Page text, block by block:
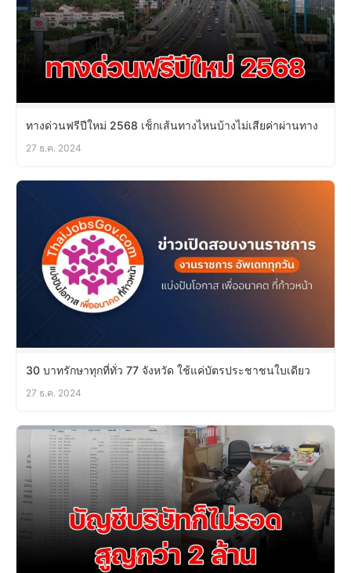
ทางด่วนฟรีปีใหม่ 2568 เช็กเส้นทางไหนบ้างไม่เสียค่าผ่านทาง
27 ธ.ค. 2024
30 บาทรักษาทุกที่ทั่ว 77 จังหวัด ใช้แค่บัตรประชาชนใบเดียว
27 ธ.ค. 2024